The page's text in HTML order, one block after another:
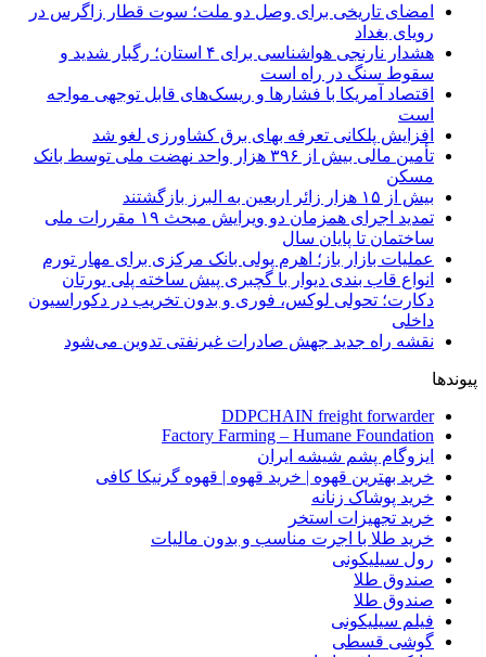
امضای تاریخی برای وصل دو ملت؛ سوت قطار زاگرس در
رویای بغداد
هشدار نارنجی هواشناسی برای ۴ استان؛ رگبار شدید و
سقوط سنگ در راه است
اقتصاد آمریکا با فشارها و ریسک‌های قابل توجهی مواجه
است
افزایش پلکانی تعرفه بهای برق کشاورزی لغو شد
تأمین مالی بیش از ۳۹۶ هزار واحد نهضت ملی توسط بانک
مسکن
بیش از ۱۵ هزار زائر اربعین به البرز بازگشتند
تمدید اجرای همزمان دو ویرایش مبحث ۱۹ مقررات ملی
ساختمان تا پایان سال
عملیات بازار باز؛ اهرم پولی بانک مرکزی برای مهار تورم
انواع قاب بندی دیوار با گچبری پیش ساخته پلی یورتان
دکارت؛ تحولی لوکس، فوری و بدون تخریب در دکوراسیون
داخلی
نقشه راه جدید جهش صادرات غیرنفتی تدوین می‌شود
پیوندها
DDPCHAIN freight forwarder
Factory Farming – Humane Foundation
ایزوگام پشم شیشه ایران
خرید بهترین قهوه | خرید قهوه | قهوه گرنیکا کافی
خرید پوشاک زنانه
خرید تجهیزات استخر
خرید طلا با اجرت مناسب و بدون مالیات
رول سیلیکونی
صندوق طلا
صندوق طلا
فیلم سیلیکونی
گوشی قسطی